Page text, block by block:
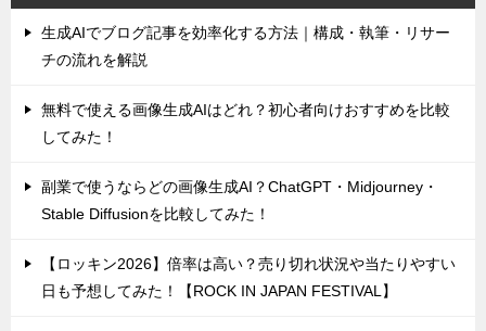
生成AIでブログ記事を効率化する方法｜構成・執筆・リサー
チの流れを解説
無料で使える画像生成AIはどれ？初心者向けおすすめを比較
してみた！
副業で使うならどの画像生成AI？ChatGPT・Midjourney・
Stable Diffusionを比較してみた！
【ロッキン2026】倍率は高い？売り切れ状況や当たりやすい
日も予想してみた！【ROCK IN JAPAN FESTIVAL】